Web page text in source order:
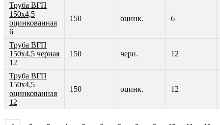
Труба ВГП
150х4,5
оцинкованная
6
150 оцинк. 6
Труба ВГП
150х4,5 черная
12
150 черн. 12
Труба ВГП
150х4,5
оцинкованная
12
150 оцинк. 12